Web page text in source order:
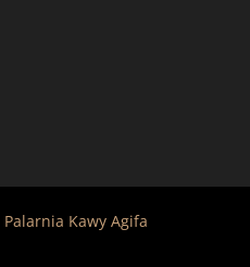
Palarnia Kawy Agifa